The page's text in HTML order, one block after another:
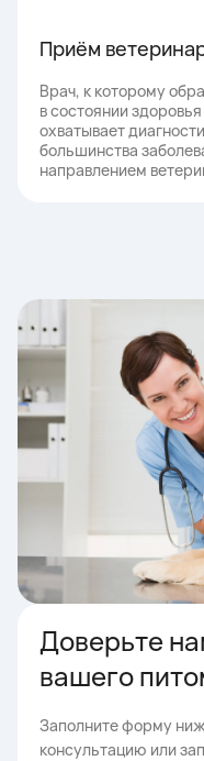
Приём
Врач, к которому
в состоянии
охватывает
большинства
направлением
Доверьте
вашего
Заполните форму
консультацию или